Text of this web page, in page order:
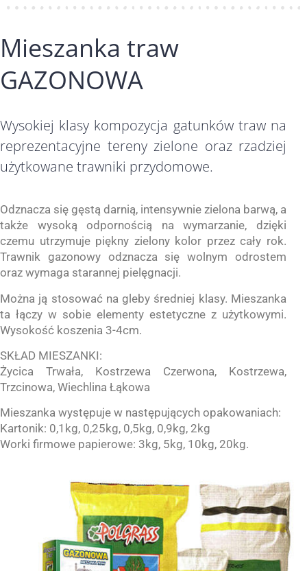
Mieszanka traw
GAZONOWA
Wysokiej klasy kompozycja gatunków traw na
reprezentacyjne tereny zielone oraz rzadziej
użytkowane trawniki przydomowe.
Odznacza się gęstą darnią, intensywnie zielona barwą, a
także wysoką odpornością na wymarzanie, dzięki
czemu utrzymuje piękny zielony kolor przez cały rok.
Trawnik gazonowy odznacza się wolnym odrostem
oraz wymaga starannej pielęgnacji.
Można ją stosować na gleby średniej klasy. Mieszanka
ta łączy w sobie elementy estetyczne z użytkowymi.
Wysokość koszenia 3-4cm.
SKŁAD MIESZANKI:
Życica Trwała, Kostrzewa Czerwona, Kostrzewa,
Trzcinowa, Wiechlina Łąkowa
Mieszanka występuje w następujących opakowaniach:
Kartonik: 0,1kg, 0,25kg, 0,5kg, 0,9kg, 2kg
Worki firmowe papierowe: 3kg, 5kg, 10kg, 20kg.